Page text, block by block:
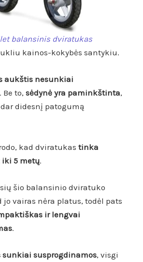
balansinis dviratukas
kainos-kokybės santykiu.
aukštis nesunkiai
. Be to,sėdynė yra paminkštinta,
didesnį patogumą
kad dviratukastinka
iki 5 metų.
šio balansinio dviratuko
vairas nėra platus, todėl pats
ir lengvai
.
sunkiai susprogdinamos, visgi